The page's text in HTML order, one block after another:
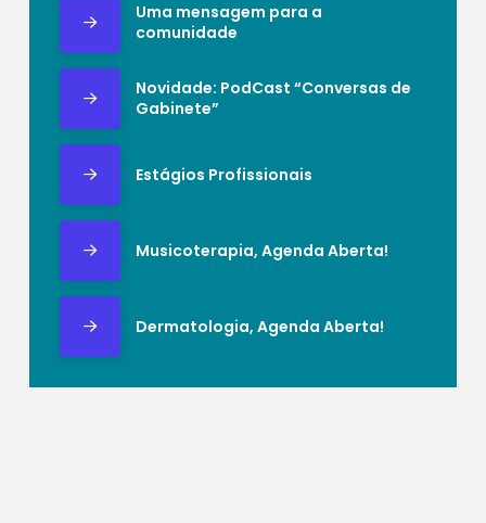
Uma mensagem para a
comunidade
Novidade: PodCast “Conversas de
Gabinete”
Estágios Profissionais
Musicoterapia, Agenda Aberta!
Dermatologia, Agenda Aberta!